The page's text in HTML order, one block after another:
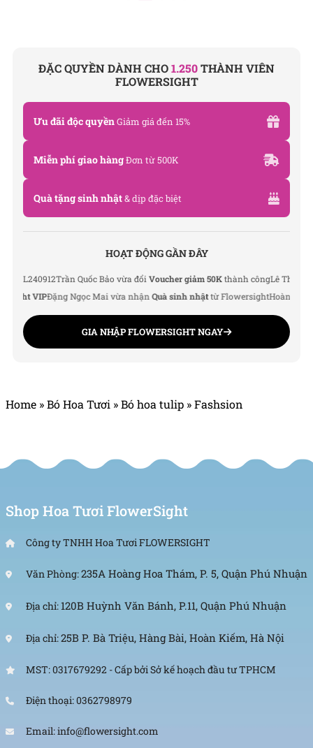
ĐẶC QUYỀN DÀNH CHO1.250THÀNH VIÊN
FLOWERSIGHT
Ưu đãi độc quyềnGiảm giá đến 15%
Miễn phí giao hàngĐơn từ 500K
Quà tặng sinh nhật& dịp đặc biệt
HOẠT ĐỘNG GẦN ĐÂY
Trần Quốc Bảo vừa đổiVoucher giảm 50Kthành côngLê Thu Hà vừa
VIPĐặng Ngọc Mai vừa nhậnQuà sinh nhậttừ FlowersightHoàng Đức
GIA NHẬP FLOWERSIGHT NGAY
Home »Bó Hoa Tươi »Bó hoa tulip »Fashsion
Shop Hoa Tươi FlowerSight
Công ty TNHH Hoa Tươi FLOWERSIGHT
Văn Phòng:235A Hoàng Hoa Thám, P. 5, Quận Phú Nhuận
Địa chỉ: 120B Huỳnh Văn Bánh, P.11, Quận Phú Nhuận
Địa chỉ:25B P. Bà Triệu, Hàng Bài, Hoàn Kiếm, Hà Nội
MST: 0317679292 - Cấp bởi Sở kế hoạch đầu tư TPHCM
Điện thoại: 0362798979
Email: info@flowersight.com